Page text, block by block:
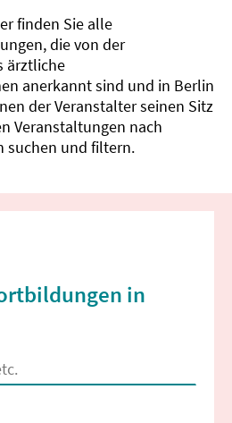
finden Sie alle
die von der
ärztliche
anerkannt sind und in Berlin
der Veranstalter seinen Sitz
Veranstaltungen nach
suchen und filtern.
in
wenn mindestens 2 Zeichen